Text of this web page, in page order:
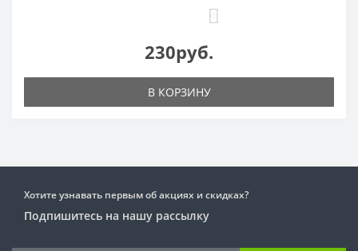
230руб.
В КОРЗИНУ
Хотите узнавать первым об акциях и скидках?
Подпишитесь на нашу рассылку